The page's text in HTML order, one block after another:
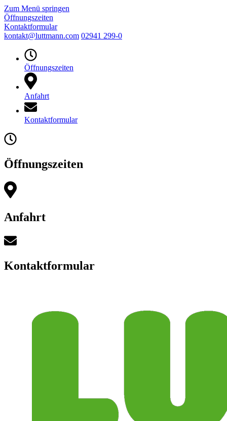
Zum Menü springen
Öffnungszeiten
Kontaktformular
kontakt@luttmann.com 02941 299-0
Öffnungszeiten
Anfahrt
Kontaktformular
Öffnungszeiten
Anfahrt
Kontaktformular